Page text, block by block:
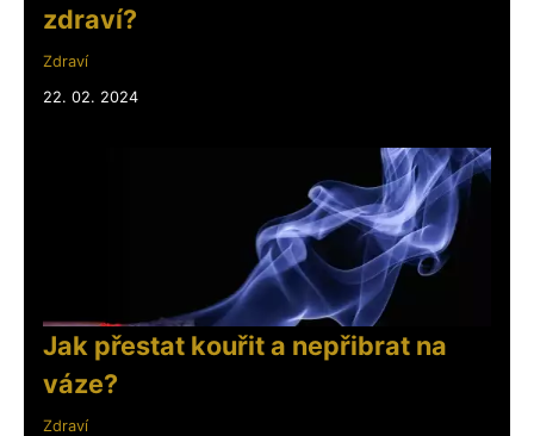
zdraví?
Zdraví
22. 02. 2024
Jak přestat kouřit a nepřibrat na
váze?
Zdraví